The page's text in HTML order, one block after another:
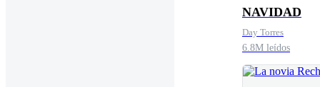
NAVIDAD
Day Torres
6.8M leídos